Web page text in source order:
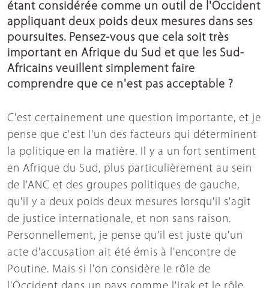
étant considérée comme un outil de l'Occident
appliquant deux poids deux mesures dans ses
poursuites. Pensez-vous que cela soit très
important en Afrique du Sud et que les Sud-
Africains veuillent simplement faire
comprendre que ce n'est pas acceptable ?
C'est certainement une question importante, et je
pense que c'est l'un des facteurs qui déterminent
la politique en la matière. Il y a un fort sentiment
en Afrique du Sud, plus particulièrement au sein
de l'ANC et des groupes politiques de gauche,
qu'il y a deux poids deux mesures lorsqu'il s'agit
de justice internationale, et non sans raison.
Personnellement, je pense qu'il est juste qu'un
acte d'accusation ait été émis à l'encontre de
Poutine. Mais si l'on considère le rôle de